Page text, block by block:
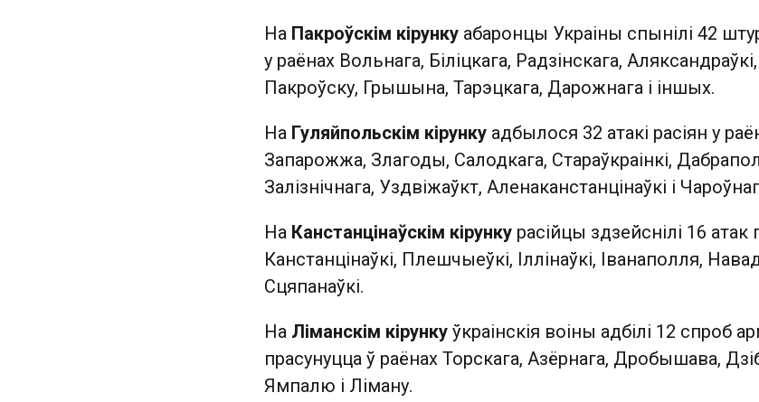
На Пакроўскім кірунку абаронцы Украіны спынілі 42
у раёнах Вольнага, Біліцкага, Радзінскага,
Пакроўску, Грышына, Тарэцкага, Дарожнага і іншых.
На Гуляйпольскім кірунку адбылося 32 атакі расіян у
Запарожжа, Злагоды, Салодкага, Стараўкраінкі,
Залізнічнага, Уздвіжаўкт, Аленаканстанцінаўкі і
На Канстанцінаўскім кірунку расійцы здзейснілі 16 атак
Канстанцінаўкі, Плешчыеўкі, Іллінаўкі, Іванаполля,
Сцяпанаўкі.
На Ліманскім кірунку ўкраінскія воіны адбілі 12 спроб
прасунуцца ў раёнах Торскага, Азёрнага, Дробышава,
Ямпалю і Ліману.